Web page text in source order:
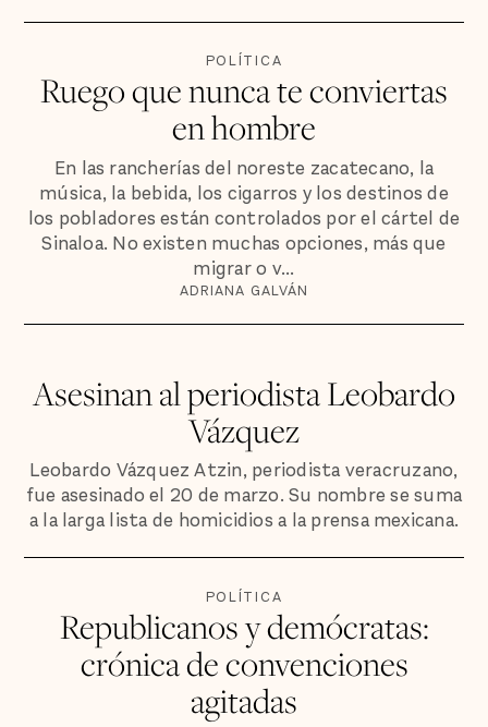
POLÍTICA
Ruego que nunca te conviertas
en hombre
En las rancherías del noreste zacatecano, la
música, la bebida, los cigarros y los destinos de
los pobladores están controlados por el cártel de
Sinaloa. No existen muchas opciones, más que
migrar o v...
ADRIANA GALVÁN
Asesinan al periodista Leobardo
Vázquez
Leobardo Vázquez Atzin, periodista veracruzano,
fue asesinado el 20 de marzo. Su nombre se suma
a la larga lista de homicidios a la prensa mexicana.
POLÍTICA
Republicanos y demócratas:
crónica de convenciones
agitadas